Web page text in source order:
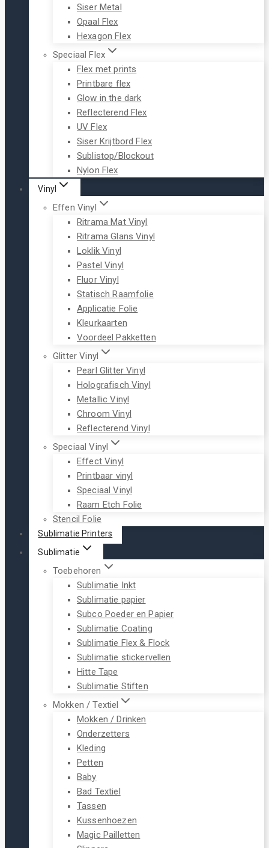
Siser Metal
Opaal Flex
Hexagon Flex
Speciaal Flex
Flex met prints
Printbare flex
Glow in the dark
Reflecterend Flex
UV Flex
Siser Krijtbord Flex
Sublistop/Blockout
Nylon Flex
Vinyl
Effen Vinyl
Ritrama Mat Vinyl
Ritrama Glans Vinyl
Loklik Vinyl
Pastel Vinyl
Fluor Vinyl
Statisch Raamfolie
Applicatie Folie
Kleurkaarten
Voordeel Pakketten
Glitter Vinyl
Pearl Glitter Vinyl
Holografisch Vinyl
Metallic Vinyl
Chroom Vinyl
Reflecterend Vinyl
Speciaal Vinyl
Effect Vinyl
Printbaar vinyl
Speciaal Vinyl
Raam Etch Folie
Stencil Folie
Sublimatie Printers
Sublimatie
Toebehoren
Sublimatie Inkt
Sublimatie papier
Subco Poeder en Papier
Sublimatie Coating
Sublimatie Flex & Flock
Sublimatie stickervellen
Hitte Tape
Sublimatie Stiften
Mokken / Textiel
Mokken / Drinken
Onderzetters
Kleding
Petten
Baby
Bad Textiel
Tassen
Kussenhoezen
Magic Pailletten